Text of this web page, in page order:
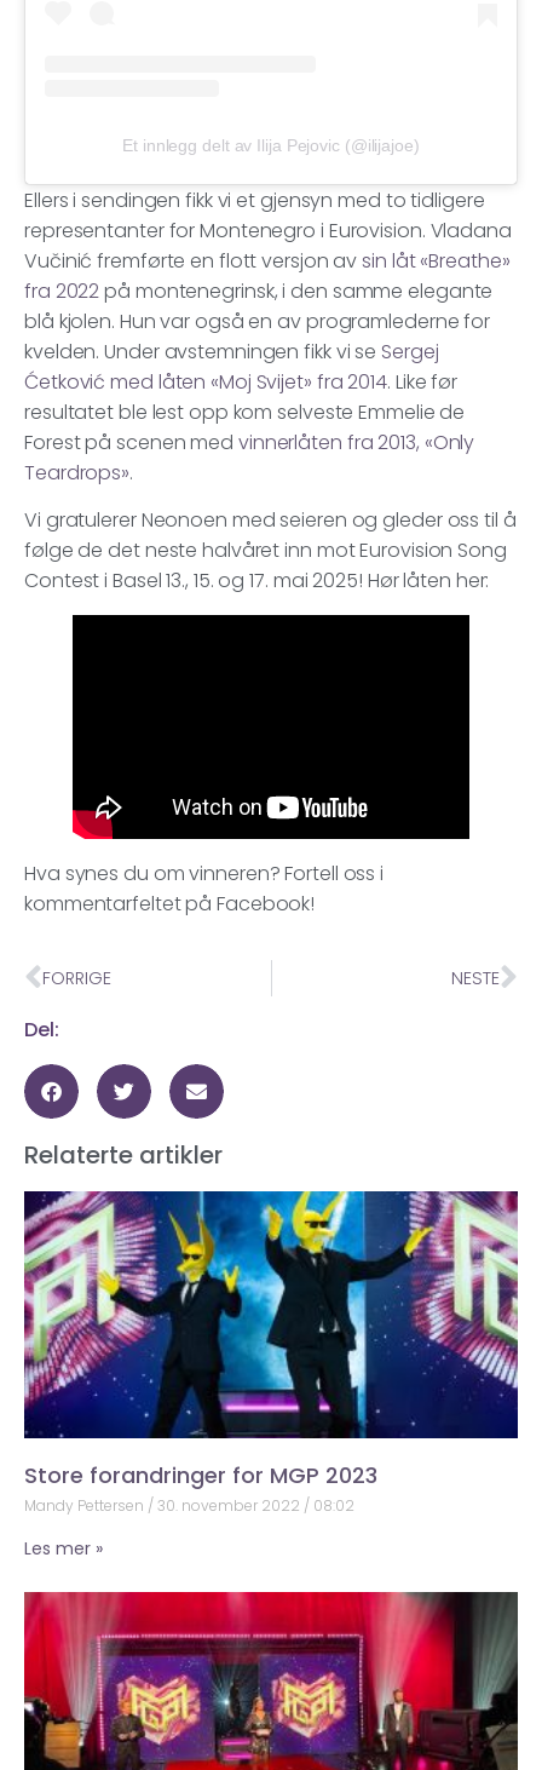
Et innlegg delt av Ilija Pejovic (@ilijajoe)
Ellers i sendingen fikk vi et gjensyn med to tidligere
representanter for Montenegro i Eurovision. Vladana
Vučinić fremførte en flott versjon avsin låt «Breathe»
fra 2022på montenegrinsk, i den samme elegante
blå kjolen. Hun var også en av programlederne for
kvelden. Under avstemningen fikk vi se Sergej
Ćetković med låten «Moj Svijet» fra 2014. Like før
resultatet ble lest opp kom selveste Emmelie de
Forest på scenen med vinnerlåten fra 2013, «Only
Teardrops».
Vi gratulerer Neonoen med seieren og gleder oss til å
følge de det neste halvåret inn mot Eurovision Song
Contest i Basel 13., 15. og 17. mai 2025! Hør låten her:
Hva synes du om vinneren? Fortell oss i
kommentarfeltet på Facebook!
FORRIGE NESTE
Del:
Relaterte artikler
Store forandringer for MGP 2023
Mandy Pettersen 30. november 2022 08:02
Les mer »